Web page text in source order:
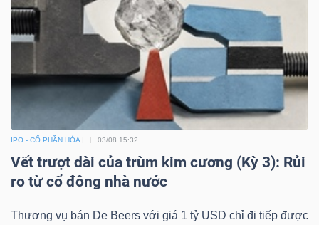
IPO - CỔ PHẦN HÓA 03/08 15:32
Vết trượt dài của trùm kim cương (Kỳ 3): Rủi
ro từ cổ đông nhà nước
Thương vụ bán De Beers với giá 1 tỷ USD chỉ đi tiếp được
YẾU
THIẾT
YẾU